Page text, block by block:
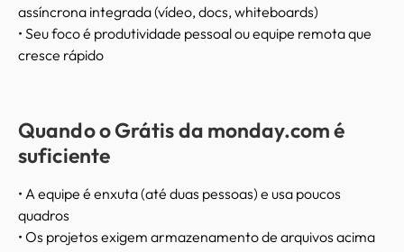
assíncrona integrada (vídeo, docs, whiteboards)
• Seu foco é produtividade pessoal ou equipe remota que
cresce rápido
Quando o Grátis da monday.com é
suficiente
• A equipe é enxuta (até duas pessoas) e usa poucos
quadros
• Os projetos exigem armazenamento de arquivos acima